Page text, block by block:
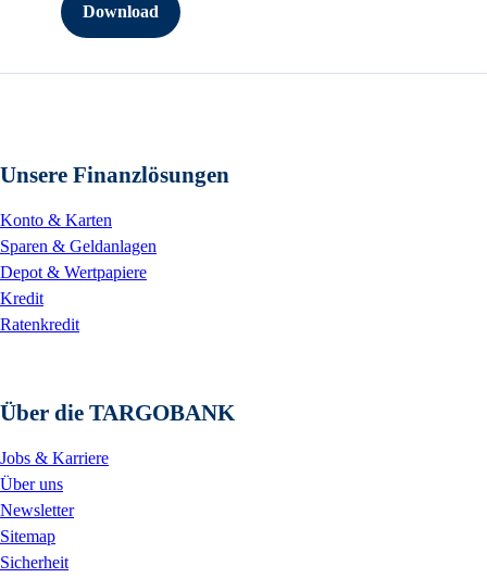
Download
Unsere Finanzlösungen
Konto & Karten
Sparen & Geldanlagen
Depot & Wertpapiere
Kredit
Ratenkredit
Über die TARGOBANK
Jobs & Karriere
Über uns
Newsletter
Sitemap
Sicherheit